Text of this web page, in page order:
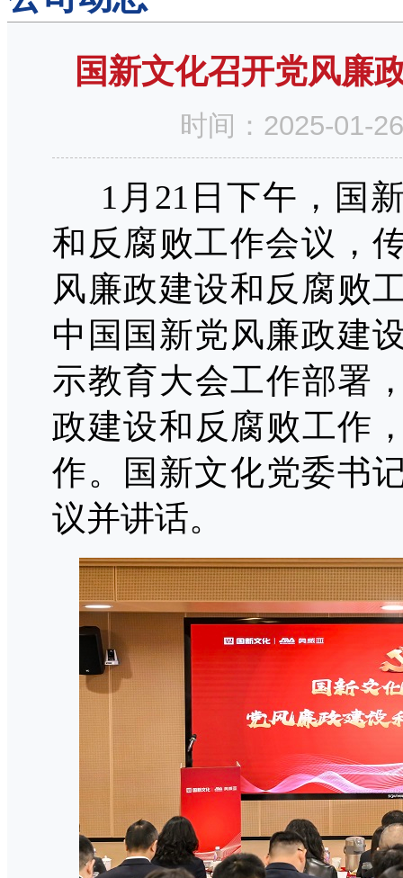
国新文化召开党风廉
时间：2025-
1月21 日下午，国
和反腐败工作会议，
风廉政建设和反腐败
中国国新党风廉政建
示教育大会工作部署
政建设和反腐败工作
作。
国新文化党委书
议并讲话。